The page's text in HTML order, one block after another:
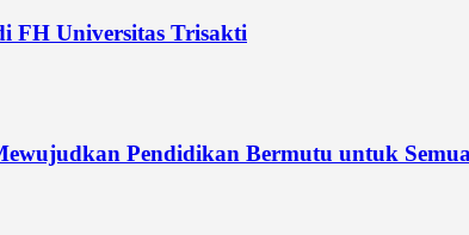
FH Universitas Trisakti
Pendidikan Bermutu untuk